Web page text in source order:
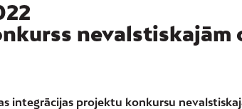
nevalstiskajām
integrācijas projektu konkursu